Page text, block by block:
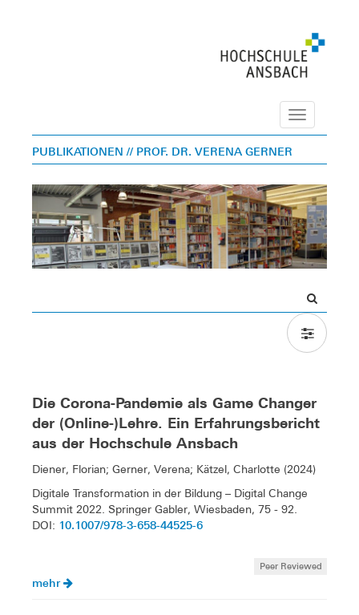
Navigation
PUBLIKATIONEN // PROF. DR. VERENA GERNER
Die Corona-Pandemie als Game Changer
der (Online-)Lehre. Ein Erfahrungsbericht
aus der Hochschule Ansbach
Diener, Florian; Gerner, Verena; Kätzel, Charlotte (2024)
Digitale Transformation in der Bildung – Digital Change
Summit 2022. Springer Gabler, Wiesbaden, 75 - 92.
DOI: 10.1007/978-3-658-44525-6
Peer Reviewed
mehr